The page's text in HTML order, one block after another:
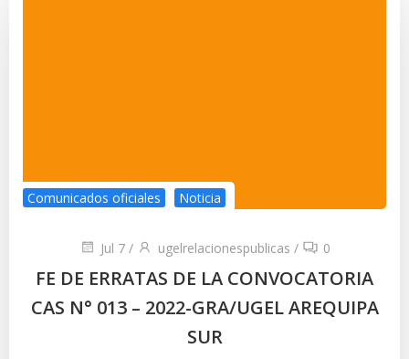
Comunicados oficiales Noticia
Jul 7 / ugelrelacionespublicas / 0
FE DE ERRATAS DE LA CONVOCATORIA
CAS N° 013 – 2022-GRA/UGEL AREQUIPA
SUR